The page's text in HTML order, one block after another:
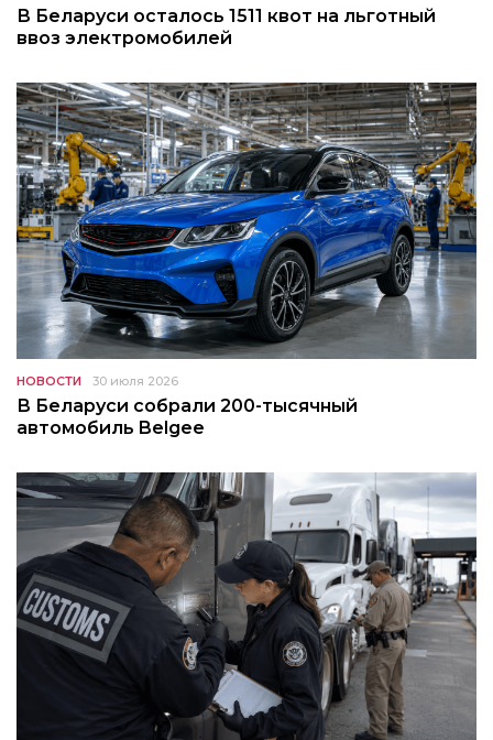
В Беларуси осталось 1511 квот на льготный
ввоз электромобилей
НОВОСТИ 30 июля 2026
В Беларуси собрали 200-тысячный
автомобиль Belgee